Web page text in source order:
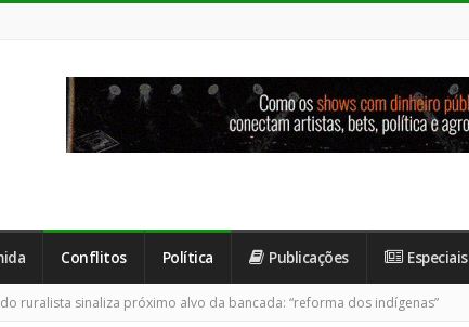
Conflitos Política Publicações Especiais
ruralista sinaliza próximo alvo da bancada: “reforma dos indígenas”